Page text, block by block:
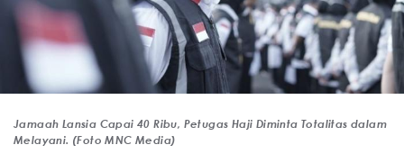
Jamaah Lansia Capai 40 Ribu, Petugas Haji Diminta Totalitas dalam
Melayani. (Foto MNC Media)